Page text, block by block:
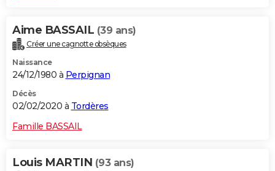
Aime BASSAIL (39 ans)
Créer une cagnotte obsèques
Naissance
24/12/1980 à Perpignan
Décès
02/02/2020 à Tordères
Famille BASSAIL
Louis MARTIN (93 ans)